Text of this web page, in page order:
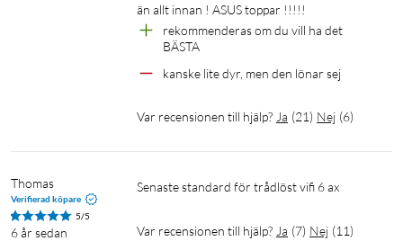
än allt innan ! ASUS toppar !!!!!
rekommenderas om du vill ha det
BÄSTA
kanske lite dyr, men den lönar sej
Var recensionen till hjälp? Ja (21) Nej (6)
Thomas
Verifierad köpare
5/5
6 år sedan
senaste standard för trådlöst vifi 6 ax
Var recensionen till hjälp? Ja (7) Nej (11)